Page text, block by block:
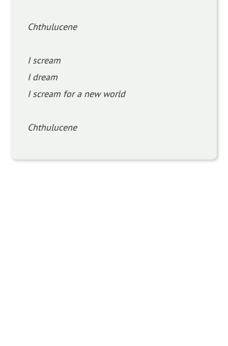
Chthulucene
I scream
I dream
I scream for a new world
Chthulucene